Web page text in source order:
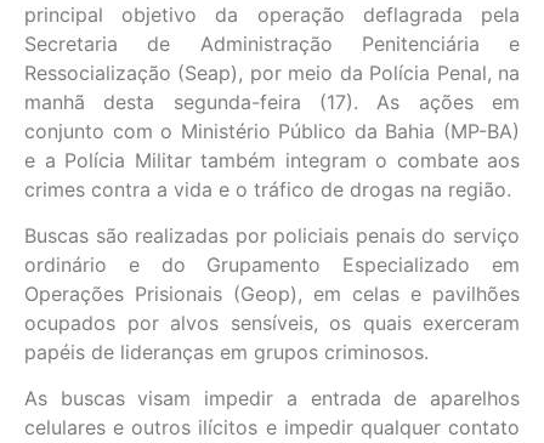
principal objetivo da operação deflagrada pela
Secretaria de Administração Penitenciária e
Ressocialização (Seap), por meio da Polícia Penal, na
manhã desta segunda-feira (17). As ações em
conjunto com o Ministério Público da Bahia (MP-BA)
e a Polícia Militar também integram o combate aos
crimes contra a vida e o tráfico de drogas na região.
Buscas são realizadas por policiais penais do serviço
ordinário e do Grupamento Especializado em
Operações Prisionais (Geop), em celas e pavilhões
ocupados por alvos sensíveis, os quais exerceram
papéis de lideranças em grupos criminosos.
As buscas visam impedir a entrada de aparelhos
celulares e outros ilícitos e impedir qualquer contato